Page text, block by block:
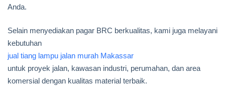
Anda.
Selain menyediakan pagar BRC berkualitas, kami juga melayani
kebutuhan
jual tiang lampu jalan murah Makassar
untuk proyek jalan, kawasan industri, perumahan, dan area
komersial dengan kualitas material terbaik.